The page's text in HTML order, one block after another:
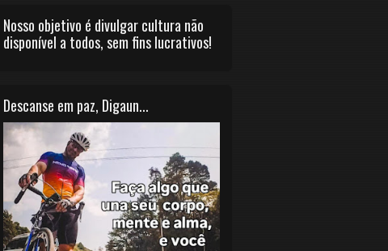
Nosso objetivo é divulgar cultura não
disponível a todos, sem fins lucrativos!
Descanse em paz, Digaun...